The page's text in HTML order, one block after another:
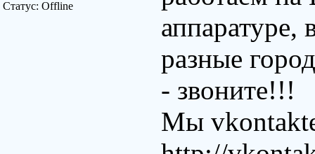
Статус: Offline
аппаратуре,
разные
- звоните!!!
Мы